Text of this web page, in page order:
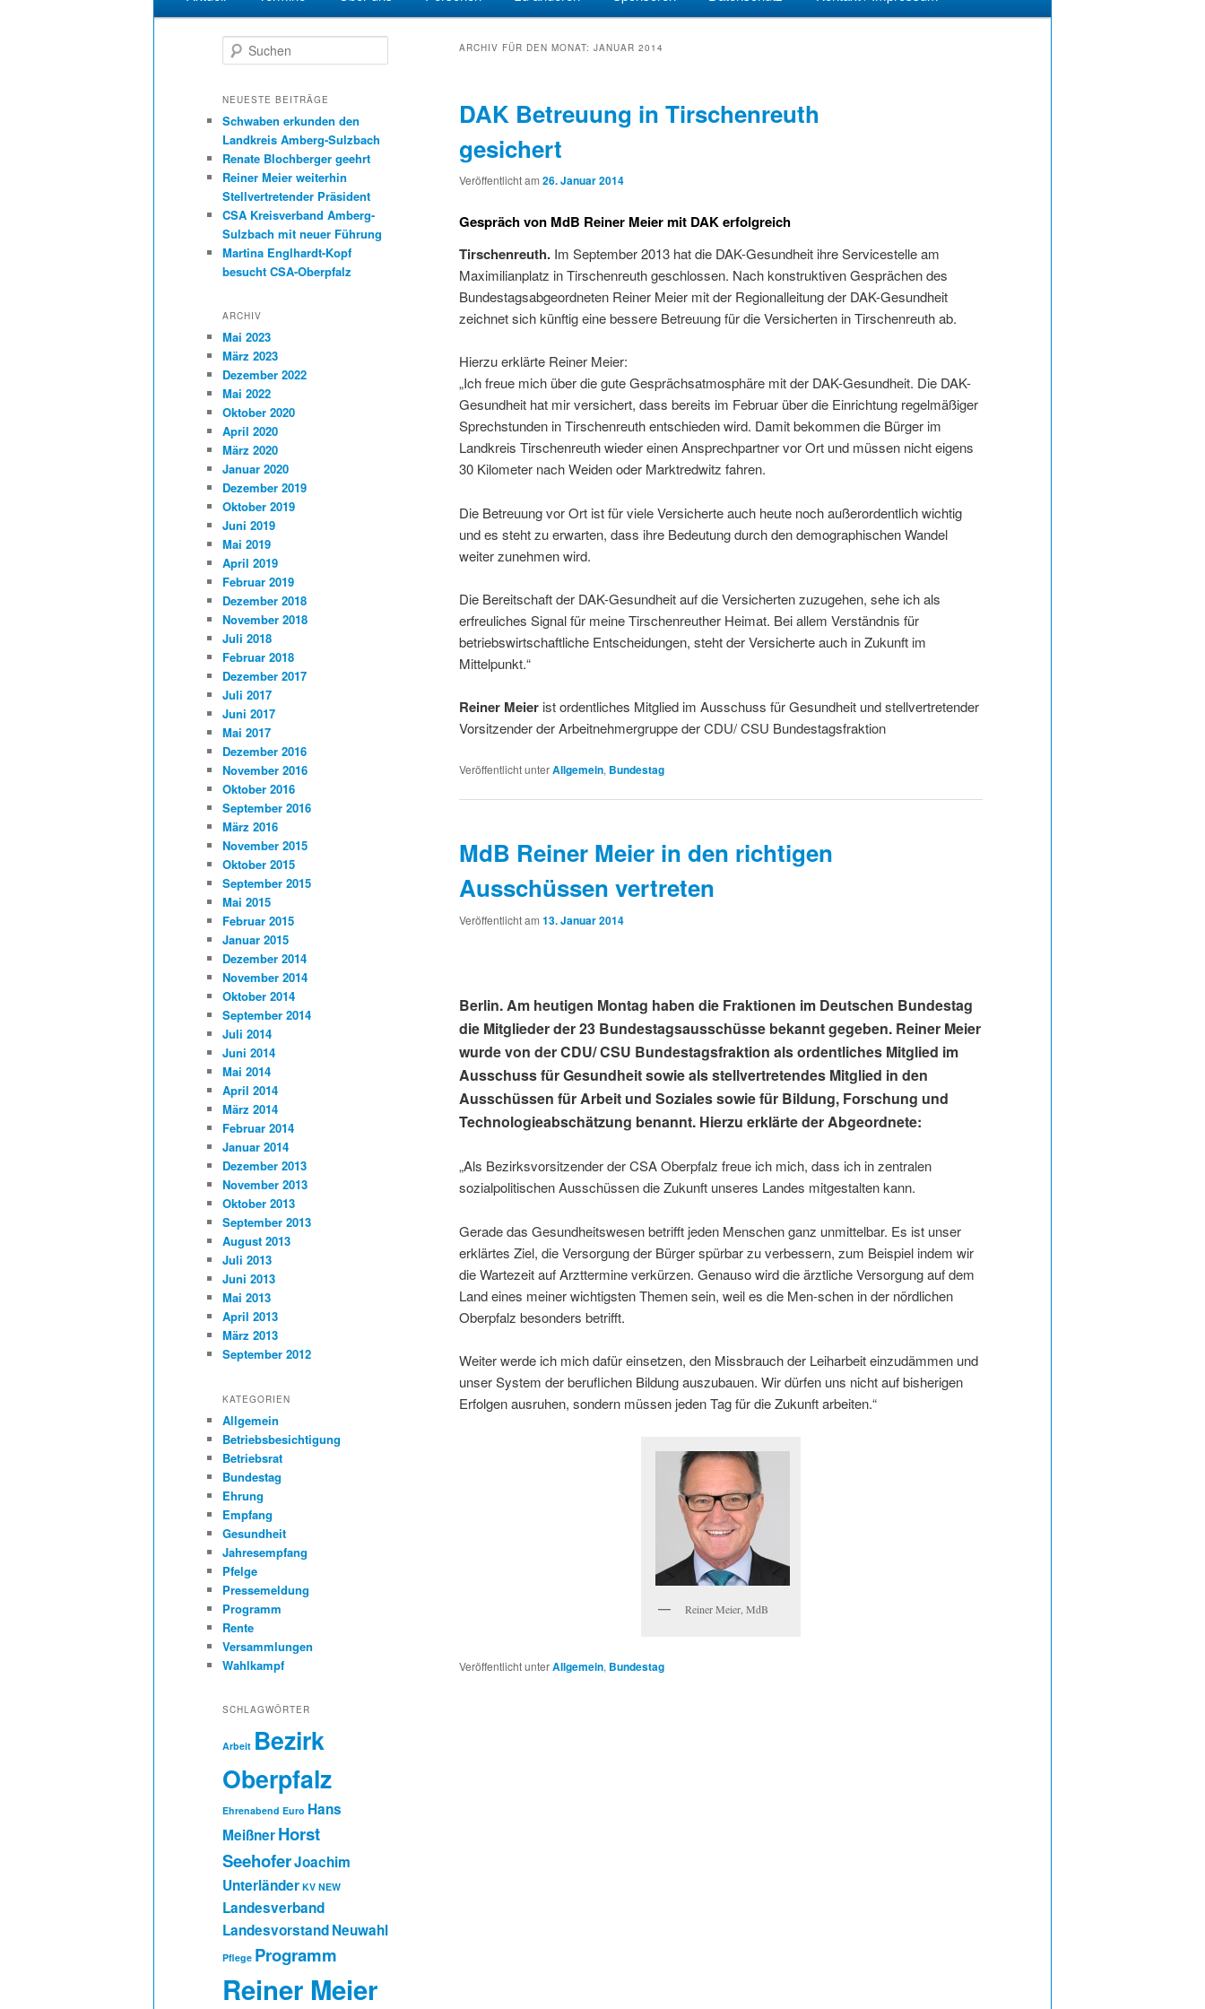
ARCHIV FÜR DEN MONAT: JANUAR 2014
DAK Betreuung in Tirschenreuth
gesichert
Veröffentlicht am 26. Januar 2014
Gespräch von MdB Reiner Meier mit DAK erfolgreich
Tirschenreuth. Im September 2013 hat die DAK-Gesundheit ihre Servicestelle am
Maximilianplatz in Tirschenreuth geschlossen. Nach konstruktiven Gesprächen des
Bundestagsabgeordneten Reiner Meier mit der Regionalleitung der DAK-Gesundheit
zeichnet sich künftig eine bessere Betreuung für die Versicherten in Tirschenreuth ab.
Hierzu erklärte Reiner Meier:
„Ich freue mich über die gute Gesprächsatmosphäre mit der DAK-Gesundheit. Die DAK-
Gesundheit hat mir versichert, dass bereits im Februar über die Einrichtung regelmäßiger
Sprechstunden in Tirschenreuth entschieden wird. Damit bekommen die Bürger im
Landkreis Tirschenreuth wieder einen Ansprechpartner vor Ort und müssen nicht eigens
30 Kilometer nach Weiden oder Marktredwitz fahren.
Die Betreuung vor Ort ist für viele Versicherte auch heute noch außerordentlich wichtig
und es steht zu erwarten, dass ihre Bedeutung durch den demographischen Wandel
weiter zunehmen wird.
Die Bereitschaft der DAK-Gesundheit auf die Versicherten zuzugehen, sehe ich als
erfreuliches Signal für meine Tirschenreuther Heimat. Bei allem Verständnis für
betriebswirtschaftliche Entscheidungen, steht der Versicherte auch in Zukunft im
Mittelpunkt.“
Reiner Meier ist ordentliches Mitglied im Ausschuss für Gesundheit und stellvertretender
Vorsitzender der Arbeitnehmergruppe der CDU/ CSU Bundestagsfraktion
Veröffentlicht unterAllgemein, Bundestag
MdB Reiner Meier in den richtigen
Ausschüssen vertreten
Veröffentlicht am 13. Januar 2014
Berlin. Am heutigen Montag haben die Fraktionen im Deutschen Bundestag
die Mitglieder der 23 Bundestagsausschüsse bekannt gegeben. Reiner Meier
wurde von der CDU/ CSU Bundestagsfraktion als ordentliches Mitglied im
Ausschuss für Gesundheit sowie als stellvertretendes Mitglied in den
Ausschüssen für Arbeit und Soziales sowie für Bildung, Forschung und
Technologieabschätzung benannt. Hierzu erklärte der Abgeordnete:
„Als Bezirksvorsitzender der CSA Oberpfalz freue ich mich, dass ich in zentralen
sozialpolitischen Ausschüssen die Zukunft unseres Landes mitgestalten kann.
Gerade das Gesundheitswesen betrifft jeden Menschen ganz unmittelbar. Es ist unser
erklärtes Ziel, die Versorgung der Bürger spürbar zu verbessern, zum Beispiel indem wir
die Wartezeit auf Arzttermine verkürzen. Genauso wird die ärztliche Versorgung auf dem
Land eines meiner wichtigsten Themen sein, weil es die Men-schen in der nördlichen
Oberpfalz besonders betrifft.
Weiter werde ich mich dafür einsetzen, den Missbrauch der Leiharbeit einzudämmen und
unser System der beruflichen Bildung auszubauen. Wir dürfen uns nicht auf bisherigen
Erfolgen ausruhen, sondern müssen jeden Tag für die Zukunft arbeiten.“
Reiner Meier, MdB
Veröffentlicht unterAllgemein, Bundestag
Suchen
NEUESTE BEITRÄGE
Schwaben erkunden den
Landkreis Amberg-Sulzbach
Renate Blochberger geehrt
Reiner Meier weiterhin
Stellvertretender Präsident
CSA Kreisverband Amberg-
Sulzbach mit neuer Führung
Martina Englhardt-Kopf
besucht CSA-Oberpfalz
ARCHIV
Mai 2023
März 2023
Dezember 2022
Mai 2022
Oktober 2020
April 2020
März 2020
Januar 2020
Dezember 2019
Oktober 2019
Juni 2019
Mai 2019
April 2019
Februar 2019
Dezember 2018
November 2018
Juli 2018
Februar 2018
Dezember 2017
Juli 2017
Juni 2017
Mai 2017
Dezember 2016
November 2016
Oktober 2016
September 2016
März 2016
November 2015
Oktober 2015
September 2015
Mai 2015
Februar 2015
Januar 2015
Dezember 2014
November 2014
Oktober 2014
September 2014
Juli 2014
Juni 2014
Mai 2014
April 2014
März 2014
Februar 2014
Januar 2014
Dezember 2013
November 2013
Oktober 2013
September 2013
August 2013
Juli 2013
Juni 2013
Mai 2013
April 2013
März 2013
September 2012
KATEGORIEN
Allgemein
Betriebsbesichtigung
Betriebsrat
Bundestag
Ehrung
Empfang
Gesundheit
Jahresempfang
Pfelge
Pressemeldung
Programm
Rente
Versammlungen
Wahlkampf
SCHLAGWÖRTER
Arbeit Bezirk
Oberpfalz
Ehrenabend Euro Hans
MeißnerHorst
SeehoferJoachim
Unterländer KV NEW
Landesverband
LandesvorstandNeuwahl
Pflege Programm
Reiner Meier